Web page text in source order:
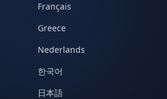
Français
Greece
Nederlands
한국어
日本語